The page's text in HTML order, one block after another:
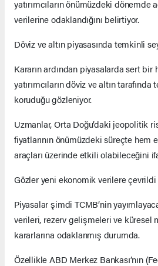
yatırımcıların önümüzdeki dönemde
verilerine odaklandığını belirtiyor.
Döviz ve altın piyasasında temkinli
Kararın ardından piyasalarda sert bir
yatırımcıların döviz ve altın
koruduğu gözleniyor.
Uzmanlar, Orta Doğu’daki jeopolitik
fiyatlarının önümüzdeki süreçte hem
araçları üzerinde etkili olabileceğini
Gözler yeni ekonomik verilere çevrildi
Piyasalar şimdi TCMB’nin
verileri, rezerv gelişmeleri ve küresel
kararlarına odaklanmış durumda.
Özellikle ABD Merkez Bankası’nın